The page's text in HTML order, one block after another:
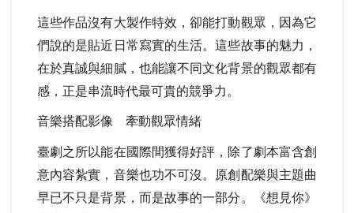
這些作品沒有大製作特效，卻能打動觀眾，因為它
們說的是貼近日常寫實的生活。這些故事的魅力，
在於真誠與細膩，也能讓不同文化背景的觀眾都有
感，正是串流時代最可貴的競爭力。
音樂搭配影像 牽動觀眾情緒
臺劇之所以能在國際間獲得好評，除了劇本富含創
意內容紮實，音樂也功不可沒。原創配樂與主題曲
早已不只是背景，而是故事的一部分。《想見你》